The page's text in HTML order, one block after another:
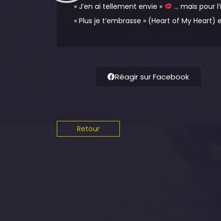
« J’en ai tellement envie »
… mais pour
« Plus je t’embrasse » (Heart of My
Réagir sur Facebook
Retour